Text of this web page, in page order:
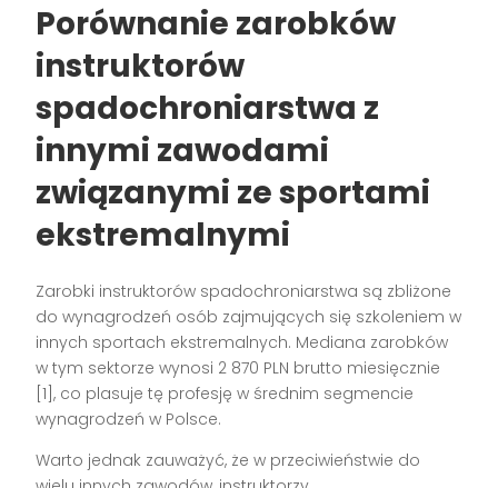
Porównanie zarobków
instruktorów
spadochroniarstwa z
innymi zawodami
związanymi ze sportami
ekstremalnymi
Zarobki instruktorów spadochroniarstwa są zbliżone
do wynagrodzeń osób zajmujących się szkoleniem w
innych sportach ekstremalnych. Mediana zarobków
w tym sektorze wynosi 2 870 PLN brutto miesięcznie
[1], co plasuje tę profesję w średnim segmencie
wynagrodzeń w Polsce.
Warto jednak zauważyć, że w przeciwieństwie do